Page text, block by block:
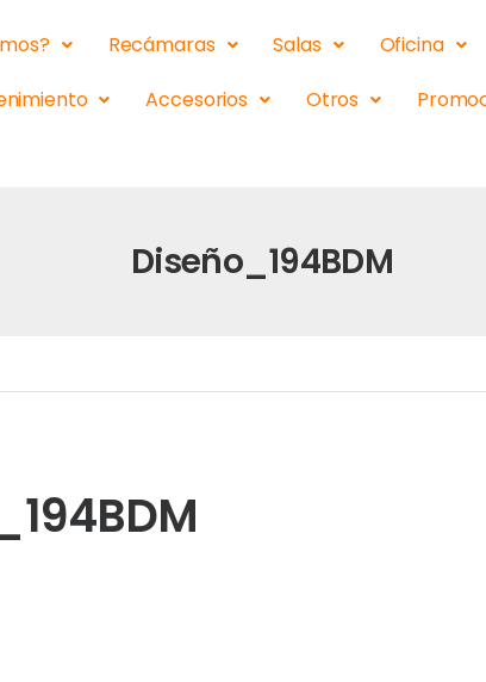
Recámaras Salas Oficina
Accesorios Otros
Diseño_194BDM